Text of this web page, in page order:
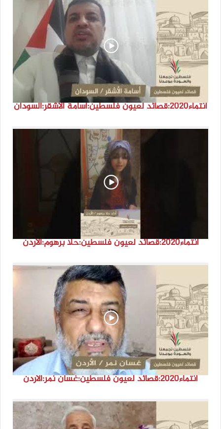
انتماء2020:قصائد لعيون فلسطين:أسامة الأشقر:السودان
انتماء2020:قصائد لعيون فلسطين:حلا برهوم:الأردن
انتماء2020:قصائد لعيون فلسطين:غسان نمر:الأردن